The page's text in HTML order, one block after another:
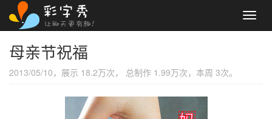
母亲节祝福
2013/05/10，展示 18.2万次， 总制作 1.99万次，本周 3次。